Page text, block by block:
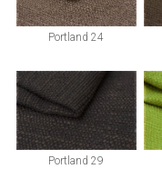
Portland 24
Portland 29